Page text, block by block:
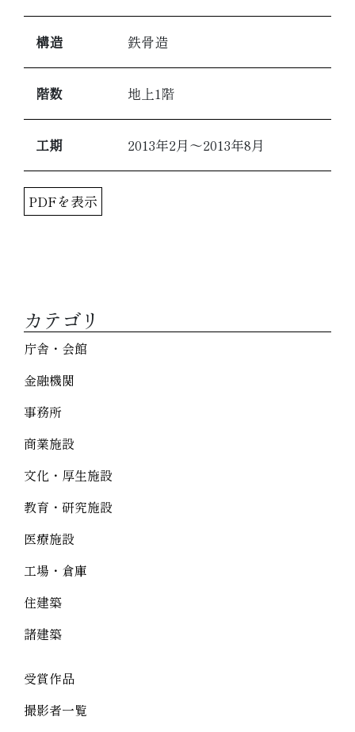
カテゴリ
庁舎・会館
金融機関
事務所
商業施設
文化・厚生施設
教育・研究施設
医療施設
工場・倉庫
住建築
諸建築
受賞作品
撮影者一覧
構造 鉄骨造
階数 地上1階
工期 2013年2月～2013年8月
PDFを表示